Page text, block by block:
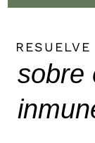
sobre